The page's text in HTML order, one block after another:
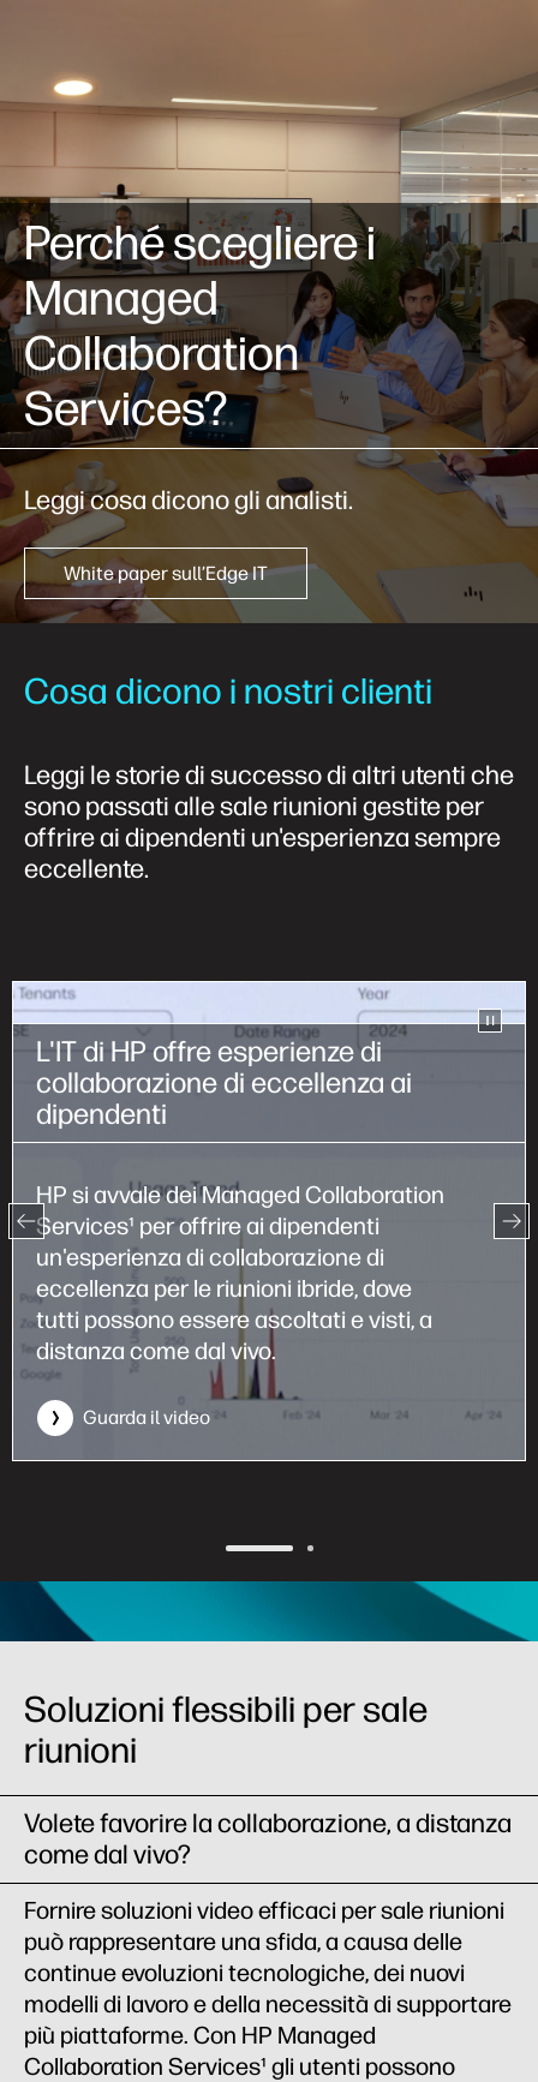
Perché scegliere i
Managed
Collaboration
Services?
Leggi cosa dicono gli analisti.
White paper sull’Edge IT
Cosa dicono i nostri clienti
Leggi le storie di successo di altri utenti che
sono passati alle sale riunioni gestite per
offrire ai dipendenti un'esperienza sempre
eccellente.
L'IT di HP offre esperienze di
collaborazione di eccellenza ai
dipendenti
HP si avvale dei Managed Collaboration
Services¹ per offrire ai dipendenti
un'esperienza di collaborazione di
eccellenza per le riunioni ibride, dove
tutti possono essere ascoltati e visti, a
distanza come dal vivo.
Guarda il video
Soluzioni flessibili per sale
riunioni
Volete favorire la collaborazione, a distanza
come dal vivo?
Fornire soluzioni video efficaci per sale riunioni
può rappresentare una sfida, a causa delle
continue evoluzioni tecnologiche, dei nuovi
modelli di lavoro e della necessità di supportare
più piattaforme. Con HP Managed
Collaboration Services¹ gli utenti possono